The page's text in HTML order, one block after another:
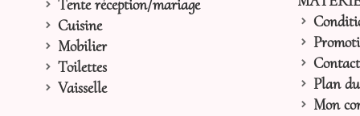
Tente réception/mariage
Cuisine
Mobilier
Toilettes
Vaisselle
Plan
Mon